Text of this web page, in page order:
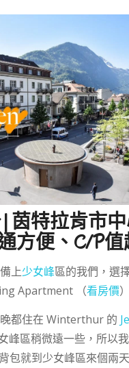
| 茵特拉肯市
方便、C/P值
上少女峰區的我們，選
Apartment （看房價
都住在 Winterthur 的
峰區稍微遠一些，所以
包就到少女峰區來個兩